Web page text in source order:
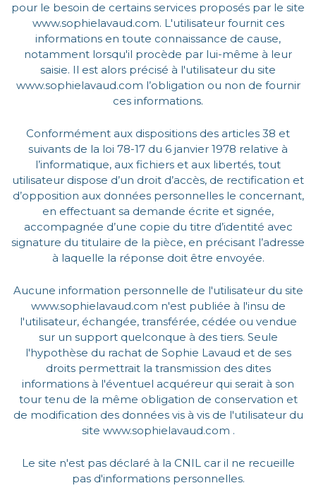
pour le besoin de certains services proposés par le site
www.sophielavaud.com. L'utilisateur fournit ces
informations en toute connaissance de cause,
notamment lorsqu'il procède par lui-même à leur
saisie. Il est alors précisé à l'utilisateur du site
www.sophielavaud.com l’obligation ou non de fournir
ces informations.
Conformément aux dispositions des articles 38 et
suivants de la loi 78-17 du 6 janvier 1978 relative à
l’informatique, aux fichiers et aux libertés, tout
utilisateur dispose d’un droit d’accès, de rectification et
d’opposition aux données personnelles le concernant,
en effectuant sa demande écrite et signée,
accompagnée d’une copie du titre d’identité avec
signature du titulaire de la pièce, en précisant l’adresse
à laquelle la réponse doit être envoyée.
Aucune information personnelle de l'utilisateur du site
www.sophielavaud.com n'est publiée à l'insu de
l'utilisateur, échangée, transférée, cédée ou vendue
sur un support quelconque à des tiers. Seule
l'hypothèse du rachat de Sophie Lavaud et de ses
droits permettrait la transmission des dites
informations à l'éventuel acquéreur qui serait à son
tour tenu de la même obligation de conservation et
de modification des données vis à vis de l'utilisateur du
site www.sophielavaud.com .
Le site n'est pas déclaré à la CNIL car il ne recueille
pas d'informations personnelles.